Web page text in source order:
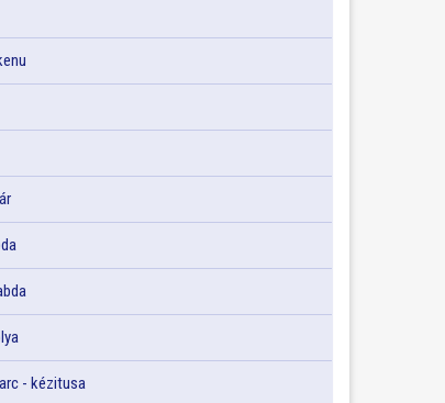
- kézitusa